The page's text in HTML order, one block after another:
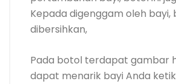
Kepada digenggam oleh bayi,
dibersihkan,
Pada botol terdapat gambar
dapat menarik bayi Anda